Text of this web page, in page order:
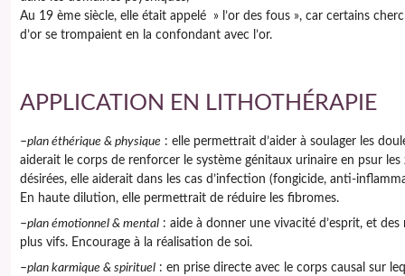
Au 19 ème siècle, elle était appelé » l’or des fous », car certains
d’or se trompaient en la confondant avec l’or.
APPLICATION EN LITHOTHÉRAPIE
–plan éthérique & physique : elle permettrait d’aider à soulager les
aiderait le corps de renforcer le système génitaux urinaire en psur les
désirées, elle aiderait dans les cas d’infection (fongicide, anti-
En haute dilution, elle permettrait de réduire les fibromes.
–plan émotionnel & mental : aide à donner une vivacité d’esprit, et des
plus vifs. Encourage à la réalisation de soi.
–plan karmique & spirituel : en prise directe avec le corps causal sur